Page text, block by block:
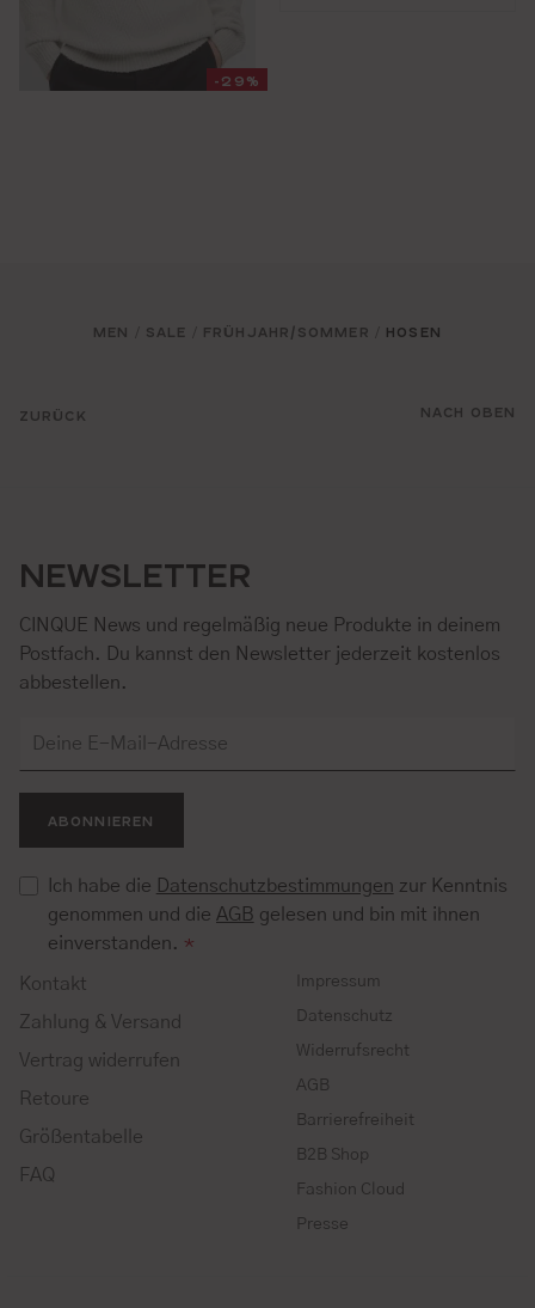
-29%
ZURÜCK
MEN SALE FRÜHJAHR/SOMMER HOSEN
NACH OBEN
NEWSLETTER
CINQUE News und regelmäßig neue Produkte in deinem
Postfach. Du kannst den Newsletter jederzeit kostenlos
abbestellen.
ABONNIEREN
Ich habe die Datenschutzbestimmungen zur Kenntnis
genommen und die AGB gelesen und bin mit ihnen
einverstanden. *
Kontakt
Zahlung & Versand
Vertrag widerrufen
Retoure
Größentabelle
FAQ
Impressum
Datenschutz
Widerrufsrecht
AGB
Barrierefreiheit
B2B Shop
Fashion Cloud
Presse